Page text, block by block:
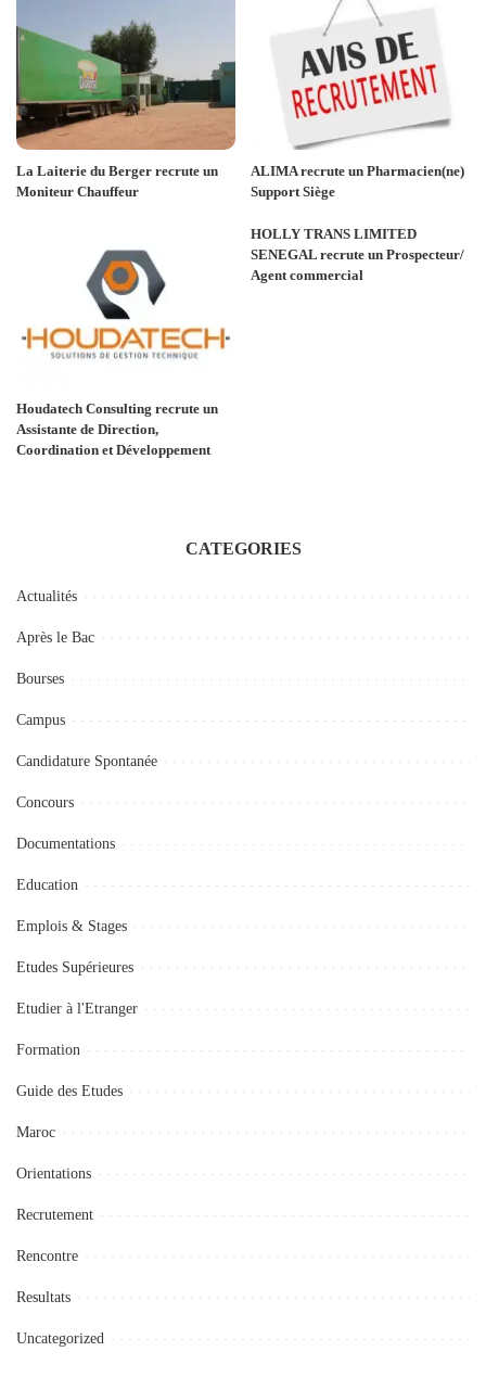
La Laiterie du Berger recrute un
Moniteur Chauffeur
ALIMA recrute un Pharmacien(ne)
Support Siège
Houdatech Consulting recrute un
Assistante de Direction,
Coordination et Développement
HOLLY TRANS LIMITED
SENEGAL recrute un Prospecteur/
Agent commercial
CATEGORIES
Actualités
Après le Bac
Bourses
Campus
Candidature Spontanée
Concours
Documentations
Education
Emplois & Stages
Etudes Supérieures
Etudier à l'Etranger
Formation
Guide des Etudes
Maroc
Orientations
Recrutement
Rencontre
Resultats
Uncategorized